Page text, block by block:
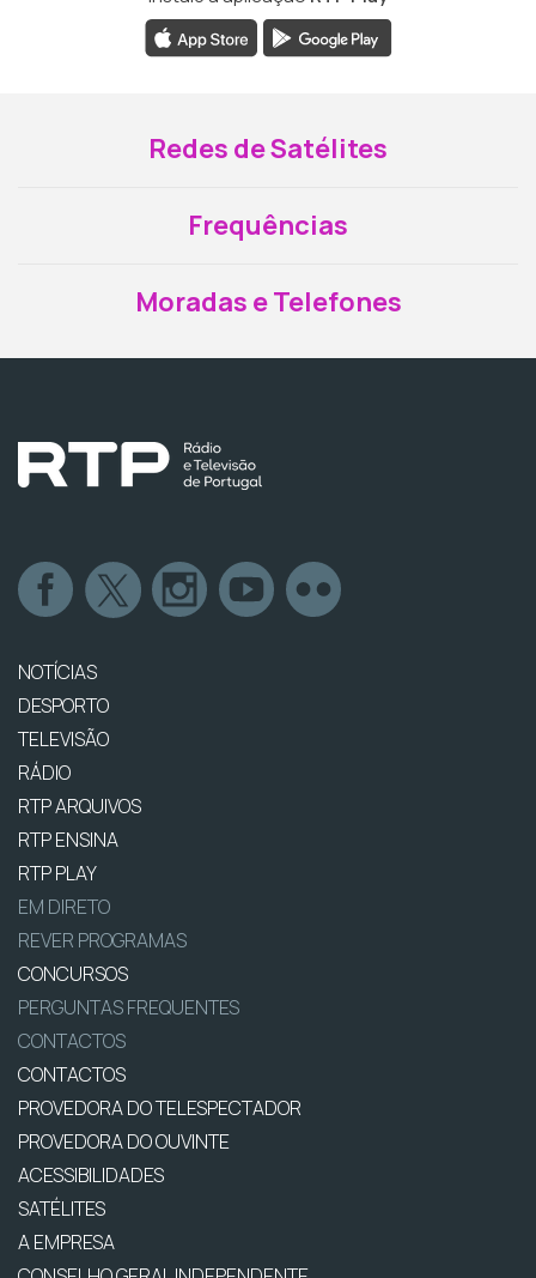
Redes de Satélites
Frequências
Moradas e Telefones
NOTÍCIAS
DESPORTO
TELEVISÃO
RÁDIO
RTP ARQUIVOS
RTP ENSINA
RTP PLAY
EM DIRETO
REVER PROGRAMAS
CONCURSOS
PERGUNTAS FREQUENTES
CONTACTOS
CONTACTOS
PROVEDORA DO TELESPECTADOR
PROVEDORA DO OUVINTE
ACESSIBILIDADES
SATÉLITES
A EMPRESA